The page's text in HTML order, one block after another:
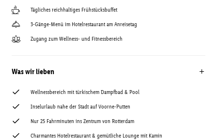
Tägliches reichhaltiges Frühstücksbuffet
3-Gänge-Menü im Hotelrestaurant am Anreisetag
Zugang zum Wellness- und Fitnessbereich
Was wir lieben
Wellnessbereich mit türkischem Dampfbad & Pool
Inselurlaub nahe der Stadt auf Voorne-Putten
Nur 25 Fahrminuten ins Zentrum von Rotterdam
Charmantes Hotelrestaurant & gemütliche Lounge mit Kamin